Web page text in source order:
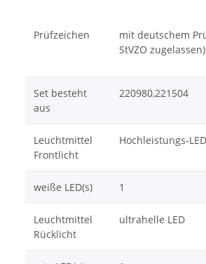
Prüfzeichen
mit deutschem
StVZO zugelassen)
Set besteht
aus
220980,221504
Leuchtmittel
Frontlicht
Hochleistungs-LED
weiße LED(s) 1
Leuchtmittel
Rücklicht
ultrahelle LED